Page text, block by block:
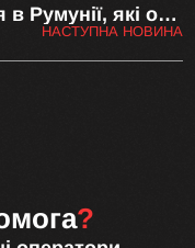
НАСТУПНА НОВИНА
Місця в Румунії, які обов’язково варто відвідати
?